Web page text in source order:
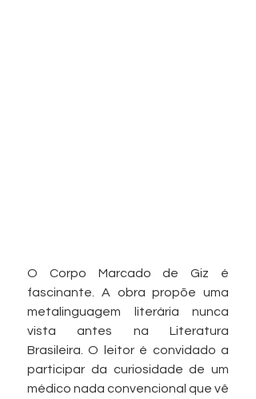
O Corpo Marcado de Giz é
fascinante. A obra propõe uma
metalinguagem literária nunca
vista antes na Literatura
Brasileira. O leitor é convidado a
participar da curiosidade de um
médico nada convencional que vê